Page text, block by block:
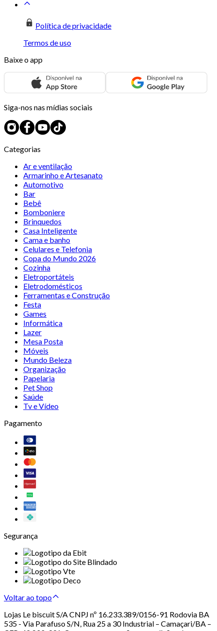
Política de privacidade
Termos de uso
Baixe o app
Siga-nos nas mídias sociais
Categorias
Ar e ventilação
Armarinho e Artesanato
Automotivo
Bar
Bebê
Bomboniere
Brinquedos
Casa Inteligente
Cama e banho
Celulares e Telefonia
Copa do Mundo 2026
Cozinha
Eletroportáteis
Eletrodomésticos
Ferramentas e Construção
Festa
Games
Informática
Lazer
Mesa Posta
Móveis
Mundo Beleza
Organização
Papelaria
Pet Shop
Saúde
Tv e Vídeo
Pagamento
Segurança
Voltar ao topo
Lojas Le biscuit S/A CNPJ nº 16.233.389/0156-91 Rodovia BA
535 - Via Parafuso S/N, Rua 25 a 30 Industrial – Camaçari/BA –